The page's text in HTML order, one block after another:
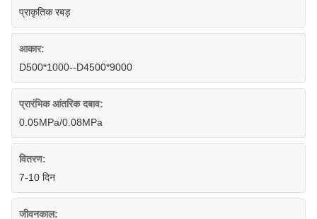
प्राकृतिक रबड़
आकार:
D500*1000--D4500*9000
प्रारंभिक आंतरिक दबाव:
0.05MPa/0.08MPa
वितरण:
7-10 दिन
जीवनकाल: